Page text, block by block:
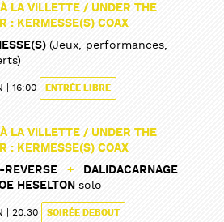
LA VILLETTE / UNDER THE
: KERMESSE(S) COAX
(Jeux, performances,
16:00 ENTRÉE LIBRE
LA VILLETTE / UNDER THE
: KERMESSE(S) COAX
REVERSE
+
DALIDACARNAGE
HESELTON solo
20:30 SOIRÉE DEBOUT